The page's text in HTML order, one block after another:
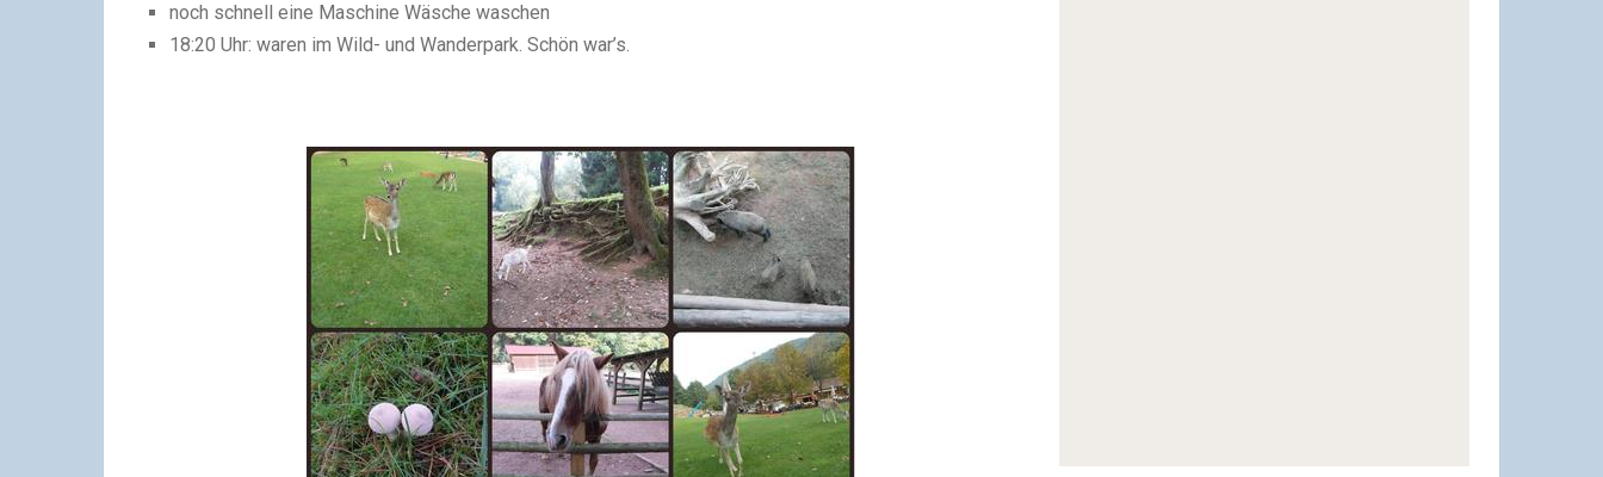
noch schnell eine Maschine Wäsche waschen
18:20 Uhr: waren im Wild- und Wanderpark. Schön war’s.